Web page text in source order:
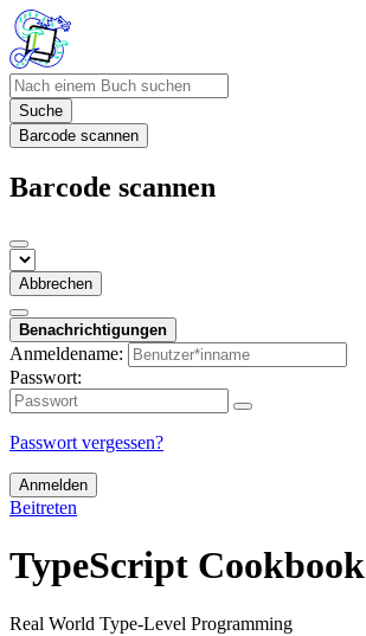
Suche
Barcode scannen
Barcode scannen
Abbrechen
Benachrichtigungen
Anmeldename:
Passwort:
Passwort vergessen?
Anmelden
Beitreten
TypeScript Cookbook
Real World Type-Level Programming